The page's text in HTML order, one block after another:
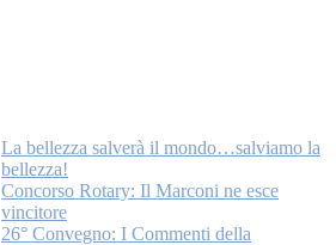
La bellezza salverà il mondo…salviamo la
bellezza!
Concorso Rotary: Il Marconi ne esce
vincitore
26° Convegno: I Commenti della